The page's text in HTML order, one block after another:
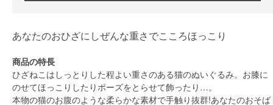
あなたのおひざにしぜんな重さでこころほっこり
商品の特長
ひざねこはしっとりした程よい重さのある猫のぬいぐるみ。お膝に
のせてほっこりしたりポーズをとらせて飾ったり…。
本物の猫のお腹のような柔らかな素材で手触り抜群!あなたのおそば